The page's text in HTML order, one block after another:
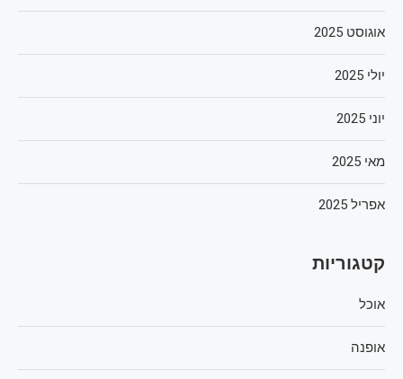
אוגוסט 2025
יולי 2025
יוני 2025
מאי 2025
אפריל 2025
קטגוריות
אוכל
אופנה